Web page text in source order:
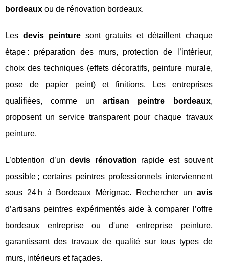
bordeaux ou de rénovation bordeaux.
Les devis peinturesont gratuits et détaillent chaque
étape : préparation des murs, protection de l’intérieur,
choix des techniques (effets décoratifs, peinture murale,
pose de papier peint) et finitions. Les entreprises
qualifiées, comme unartisan peintre bordeaux,
proposent un service transparent pour chaque travaux
peinture.
L’obtention d’undevis rénovation rapide est souvent
possible ; certains peintres professionnels interviennent
sous 24 h à Bordeaux Mérignac. Rechercher un avis
d’artisans peintres expérimentés aide à comparer l’offre
bordeaux entreprise ou d'une entreprise peinture,
garantissant des travaux de qualité sur tous types de
murs, intérieurs et façades.